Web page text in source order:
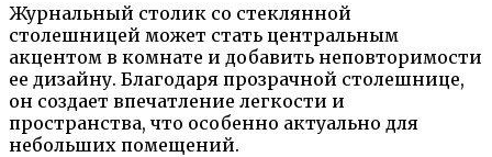
Журнальный столик со стеклянной
столешницей может стать центральным
акцентом в комнате и добавить неповторимости
ее дизайну. Благодаря прозрачной столешнице,
он создает впечатление легкости и
пространства, что особенно актуально для
небольших помещений.